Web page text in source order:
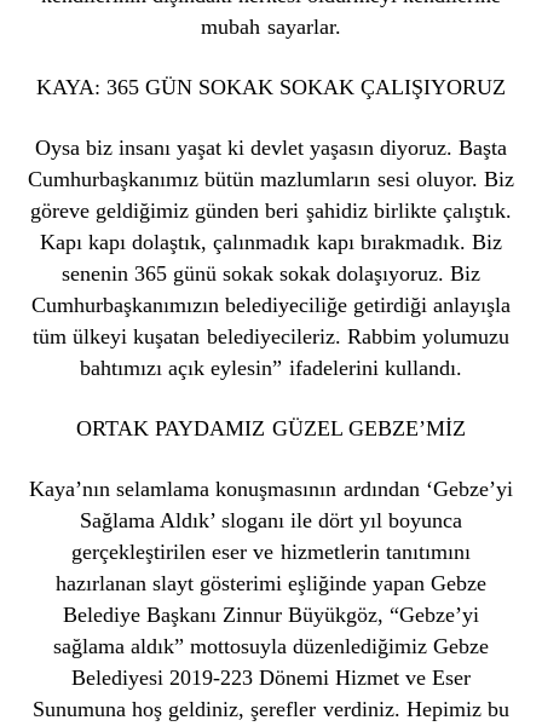
mubah sayarlar.
KAYA: 365 GÜN SOKAK SOKAK ÇALIŞIYORUZ
Oysa biz insanı yaşat ki devlet yaşasın diyoruz. Başta
Cumhurbaşkanımız bütün mazlumların sesi oluyor. Biz
göreve geldiğimiz günden beri şahidiz birlikte çalıştık.
Kapı kapı dolaştık, çalınmadık kapı bırakmadık. Biz
senenin 365 günü sokak sokak dolaşıyoruz. Biz
Cumhurbaşkanımızın belediyeciliğe getirdiği anlayışla
tüm ülkeyi kuşatan belediyecileriz. Rabbim yolumuzu
bahtımızı açık eylesin” ifadelerini kullandı.
ORTAK PAYDAMIZ GÜZEL GEBZE’MİZ
Kaya’nın selamlama konuşmasının ardından ‘Gebze’yi
Sağlama Aldık’ sloganı ile dört yıl boyunca
gerçekleştirilen eser ve hizmetlerin tanıtımını
hazırlanan slayt gösterimi eşliğinde yapan Gebze
Belediye Başkanı Zinnur Büyükgöz, “Gebze’yi
sağlama aldık” mottosuyla düzenlediğimiz Gebze
Belediyesi 2019-223 Dönemi Hizmet ve Eser
Sunumuna hoş geldiniz, şerefler verdiniz. Hepimiz bu